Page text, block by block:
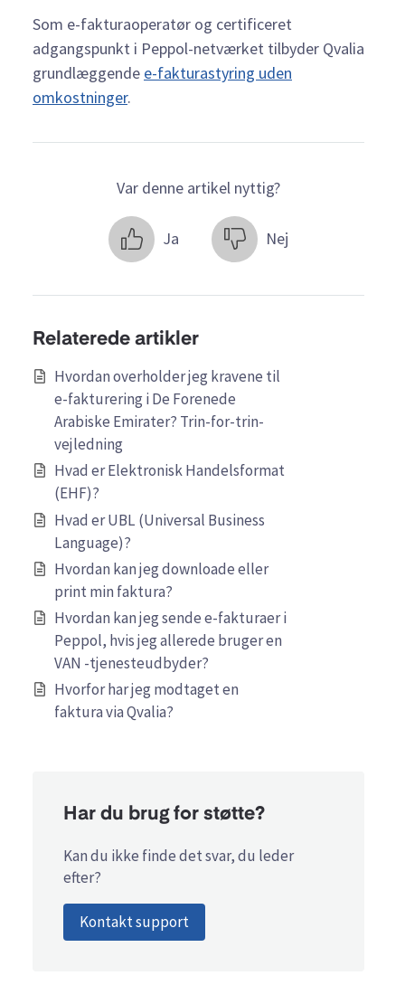
Som e-fakturaoperatør og certificeret
adgangspunkt i Peppol-netværket tilbyder Qvalia
grundlæggende e-fakturastyring uden
omkostninger.
Var denne artikel nyttig?
Ja Nej
Relaterede artikler
Hvordan overholder jeg kravene til
e-fakturering i De Forenede
Arabiske Emirater? Trin-for-trin-
vejledning
Hvad er Elektronisk Handelsformat
(EHF)?
Hvad er UBL (Universal Business
Language)?
Hvordan kan jeg downloade eller
print min faktura?
Hvordan kan jeg sende e-fakturaer i
Peppol, hvis jeg allerede bruger en
VAN -tjenesteudbyder?
Hvorfor har jeg modtaget en
faktura via Qvalia?
Har du brug for støtte?
Kan du ikke finde det svar, du leder
efter?
Kontakt support